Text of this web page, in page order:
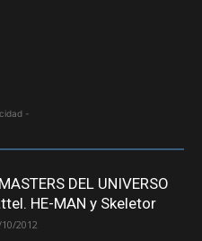
-
DEL UNIVERSO
HE-MAN y Skeletor
2012